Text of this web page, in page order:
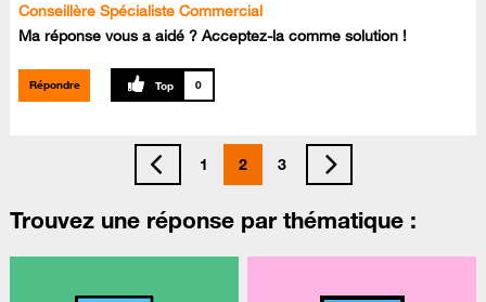
Conseillère Spécialiste Commercial
Ma réponse vous a aidé ? Acceptez-la comme solution !
Répondre 0
1 2 3
Trouvez une réponse par thématique :